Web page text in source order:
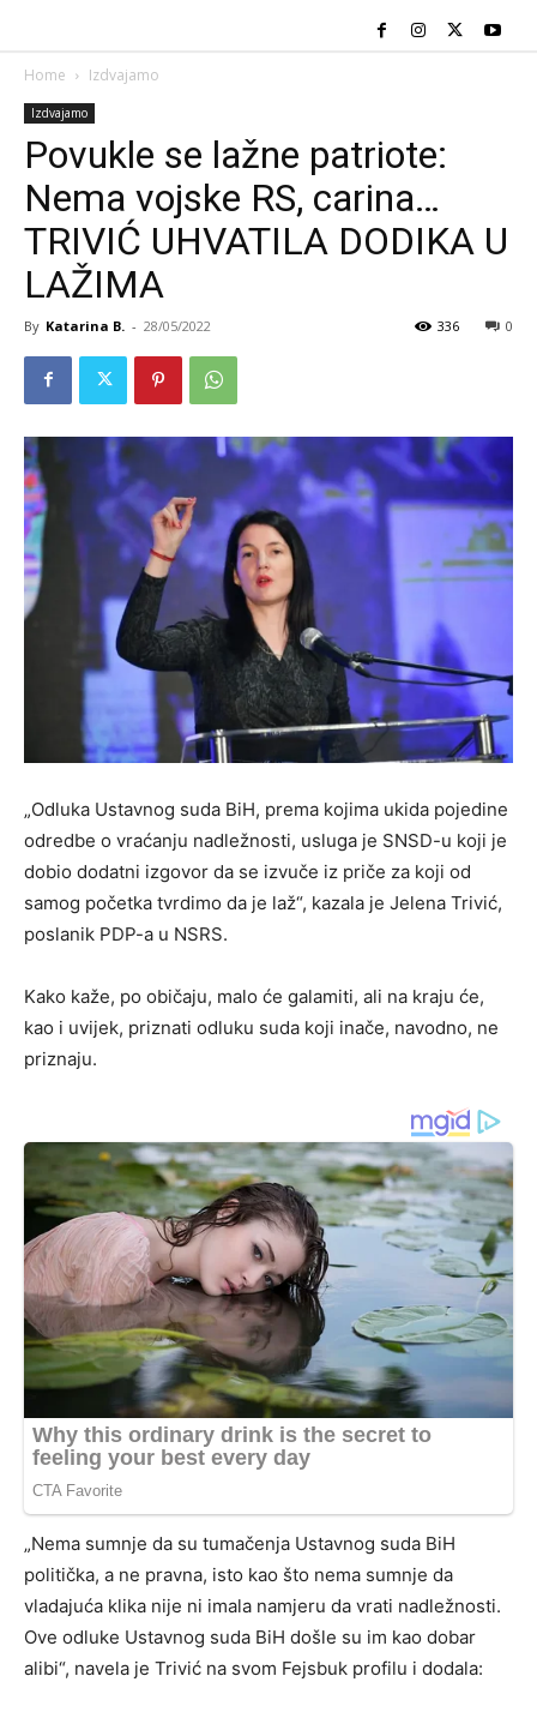
Home Izdvajamo
Izdvajamo
Povukle se lažne patriote:
Nema vojske RS, carina…
TRIVIĆ UHVATILA DODIKA U
LAŽIMA
By Katarina B. - 28/05/2022 0
336
„Odluka Ustavnog suda BiH, prema kojima ukida pojedine
odredbe o vraćanju nadležnosti, usluga je SNSD-u koji je
dobio dodatni izgovor da se izvuče iz priče za koji od
samog početka tvrdimo da je laž“, kazala je Jelena Trivić,
poslanik PDP-a u NSRS.
Kako kaže, po običaju, malo će galamiti, ali na kraju će,
kao i uvijek, priznati odluku suda koji inače, navodno, ne
priznaju.
„Nema sumnje da su tumačenja Ustavnog suda BiH
politička, a ne pravna, isto kao što nema sumnje da
vladajuća klika nije ni imala namjeru da vrati nadležnosti.
Ove odluke Ustavnog suda BiH došle su im kao dobar
alibi“, navela je Trivić na svom Fejsbuk profilu i dodala: